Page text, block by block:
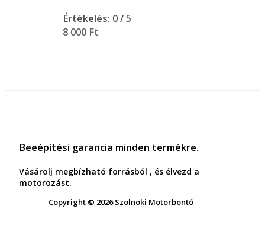
Értékelés: 0/ 5
8 000 Ft
Beeépítési garancia minden termékre.
Vásárolj megbízható forrásból , és élvezd a
motorozást.
Copyright © 2026 Szolnoki Motorbontó